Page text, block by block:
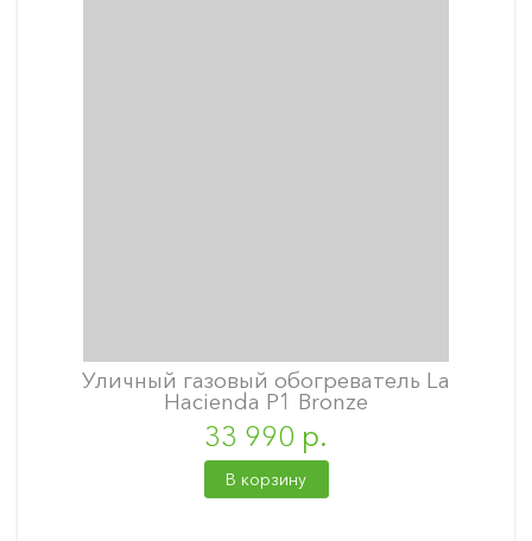
Уличный газовый обогреватель La
Hacienda P1 Bronze
33 990 р.
В корзину